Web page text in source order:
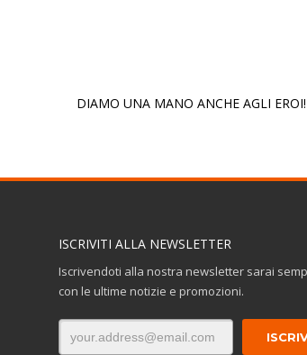
DIAMO UNA MANO ANCHE AGLI EROI!
ISCRIVITI ALLA NEWSLETTER
Iscrivendoti alla nostra newsletter sarai
con le ultime notizie e promozioni.